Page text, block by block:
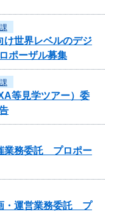
け世界レベルのデジ
ポーザル募集
等見学ツアー）委
業務委託 プロポー
・運営業務委託 プ